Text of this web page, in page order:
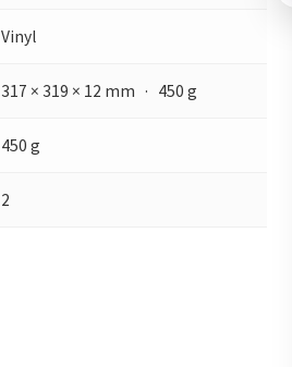
Vinyl
317 × 319 × 12 mm · 450 g
450 g
2